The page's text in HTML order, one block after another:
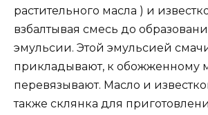
растительного масла ) и
взбалтывая смесь до
эмульсии. Этой эмульсией
прикладывают, к обожженному
перевязывают. Масло и
также склянка для